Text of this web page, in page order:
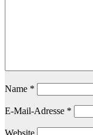
Name *
E-Mail-Adresse *